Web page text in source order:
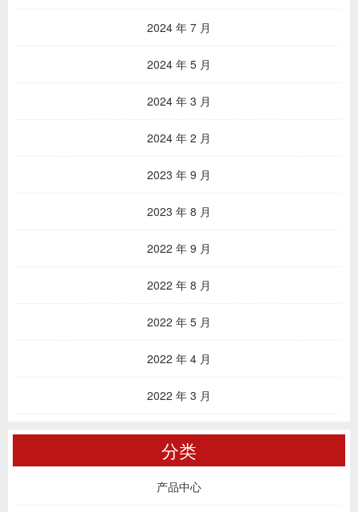
2024 年 7 月
2024 年 5 月
2024 年 3 月
2024 年 2 月
2023 年 9 月
2023 年 8 月
2022 年 9 月
2022 年 8 月
2022 年 5 月
2022 年 4 月
2022 年 3 月
分类
产品中心